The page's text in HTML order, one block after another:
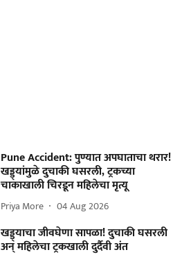
Pune Accident: पुण्यात अपघाताचा थरार!
खड्ड्यांमुळे दुचाकी घसरली, ट्रकच्या
चाकाखाली चिरडून महिलेचा मृत्यू
Priya More 04 Aug 2026
खड्ड्याचा जीवघेणा सापळा! दुचाकी घसरली
अन् महिलेचा ट्रकखाली दुर्दैवी अंत